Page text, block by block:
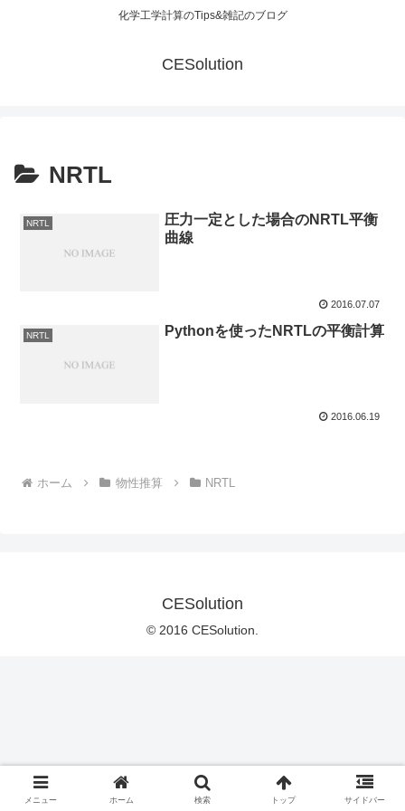
化学工学計算のTips&雑記のブログ
CESolution
NRTL
NRTL
圧力一定とした場合のNRTL平衡
曲線
2016.07.07
NRTL Pythonを使ったNRTLの平衡計算
2016.06.19
ホーム 物性推算 NRTL
CESolution
© 2016 CESolution.
メニュー ホーム 検索 トップ サイドバー